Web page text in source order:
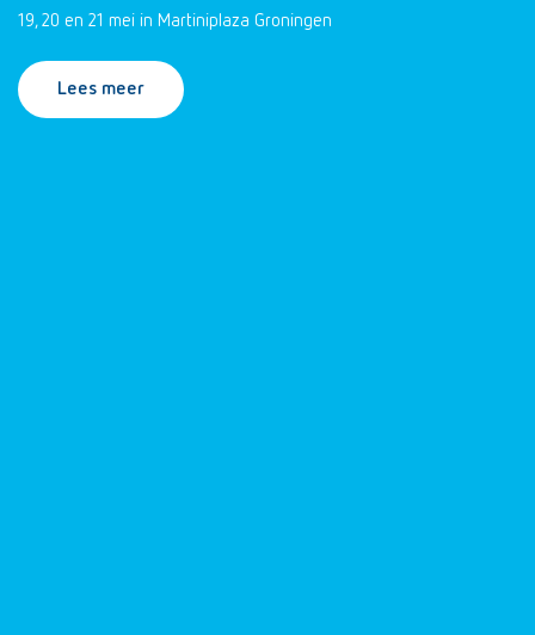
19, 20 en 21 mei in Martiniplaza Groningen
Lees meer